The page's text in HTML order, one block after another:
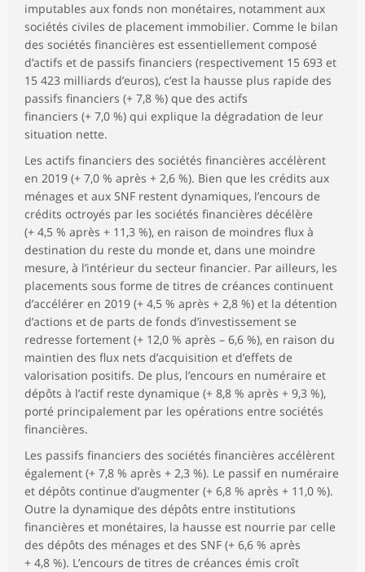
imputables aux fonds non monétaires, notamment aux
sociétés civiles de placement immobilier. Comme le bilan
des sociétés financières est essentiellement composé
d’actifs et de passifs financiers (respectivement 15 693 et
15 423 milliards d’euros), c’est la hausse plus rapide des
passifs financiers (+ 7,8 %) que des actifs
financiers (+ 7,0 %) qui explique la dégradation de leur
situation nette.
Les actifs financiers des sociétés financières accélèrent
en 2019 (+ 7,0 % après + 2,6 %). Bien que les crédits aux
ménages et aux SNF restent dynamiques, l’encours de
crédits octroyés par les sociétés financières décélère
(+ 4,5 % après + 11,3 %), en raison de moindres flux à
destination du reste du monde et, dans une moindre
mesure, à l’intérieur du secteur financier. Par ailleurs, les
placements sous forme de titres de créances continuent
d’accélérer en 2019 (+ 4,5 % après + 2,8 %) et la détention
d’actions et de parts de fonds d’investissement se
redresse fortement (+ 12,0 % après – 6,6 %), en raison du
maintien des flux nets d’acquisition et d’effets de
valorisation positifs. De plus, l’encours en numéraire et
dépôts à l’actif reste dynamique (+ 8,8 % après + 9,3 %),
porté principalement par les opérations entre sociétés
financières.
Les passifs financiers des sociétés financières accélèrent
également (+ 7,8 % après + 2,3 %). Le passif en numéraire
et dépôts continue d’augmenter (+ 6,8 % après + 11,0 %).
Outre la dynamique des dépôts entre institutions
financières et monétaires, la hausse est nourrie par celle
des dépôts des ménages et des SNF (+ 6,6 % après
+ 4,8 %). L’encours de titres de créances émis croît